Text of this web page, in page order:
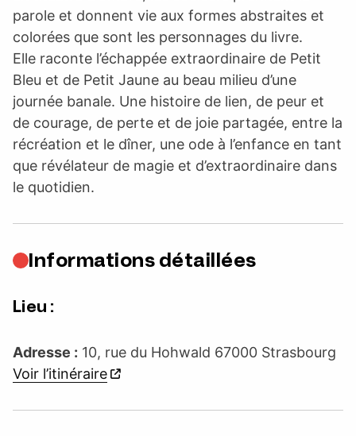
parole et donnent vie aux formes abstraites et
colorées que sont les personnages du livre.
Elle raconte l’échappée extraordinaire de Petit
Bleu et de Petit Jaune au beau milieu d’une
journée banale. Une histoire de lien, de peur et
de courage, de perte et de joie partagée, entre la
récréation et le dîner, une ode à l’enfance en tant
que révélateur de magie et d’extraordinaire dans
le quotidien.
Informations détaillées
Lieu :
Adresse : 10, rue du Hohwald 67000 Strasbourg
Voir l’itinéraire